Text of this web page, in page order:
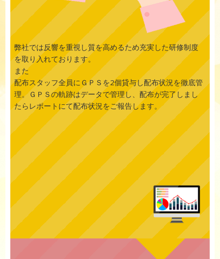
弊社では反響を重視し質を高めるため充実した研修制度
を取り入れております。
また
配布スタッフ全員にＧＰＳを2個貸与し配布状況を徹底管
理。ＧＰＳの軌跡はデータで管理し、配布が完了しまし
たらレポートにて配布状況をご報告します。